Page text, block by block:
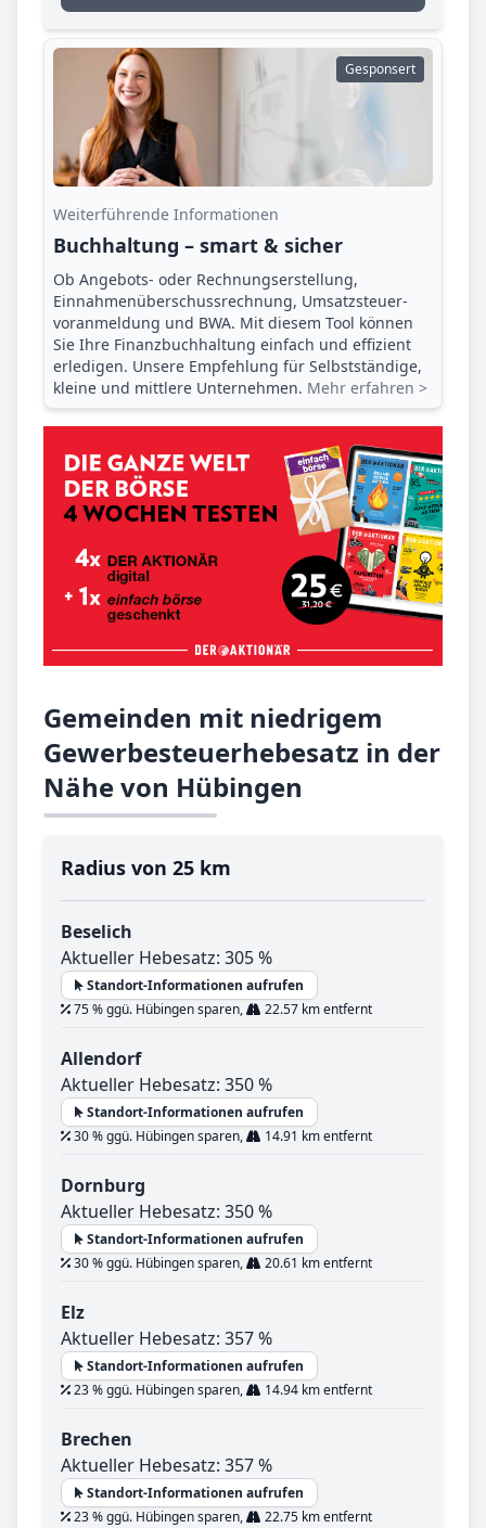
Gesponsert
Weiterführende Informationen
Buchhaltung – smart & sicher
Ob Angebots- oder Rechnungserstellung,
Einnahmenüberschuss­rechnung, Umsatzsteuer­
voranmeldung und BWA. Mit diesem Tool können
Sie Ihre Finanz­buchhaltung einfach und effizient
erledigen. Unsere Empfehlung für Selbstständige,
kleine und mittlere Unternehmen. Mehr erfahren >
Gemeinden mit niedrigem
Gewerbesteuerhebesatz in der
Nähe von Hübingen
Radius von 25 km
Beselich
Aktueller Hebesatz: 305 %
Standort-Informationen aufrufen
75 % ggü. Hübingen sparen,
22.57 km entfernt
Allendorf
Aktueller Hebesatz: 350 %
Standort-Informationen aufrufen
30 % ggü. Hübingen sparen,
14.91 km entfernt
Dornburg
Aktueller Hebesatz: 350 %
Standort-Informationen aufrufen
30 % ggü. Hübingen sparen,
20.61 km entfernt
Elz
Aktueller Hebesatz: 357 %
Standort-Informationen aufrufen
23 % ggü. Hübingen sparen,
14.94 km entfernt
Brechen
Aktueller Hebesatz: 357 %
Standort-Informationen aufrufen
23 % ggü. Hübingen sparen,
22.75 km entfernt